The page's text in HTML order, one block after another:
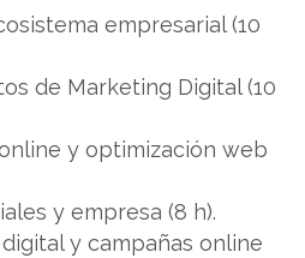
empresarial (10
de Marketing Digital (10
y optimización web
y empresa (8 h).
y campañas online